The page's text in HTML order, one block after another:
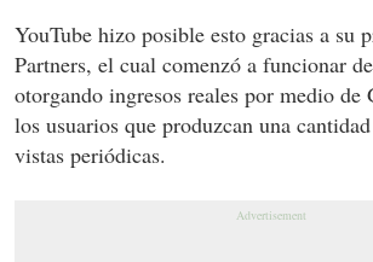
YouTube hizo posible esto gracias a su
Partners, el cual comenzó a funcionar
otorgando ingresos reales por medio de
los usuarios que produzcan una
vistas periódicas.